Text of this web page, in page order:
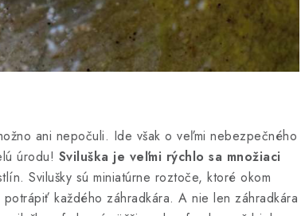
ani nepočuli. Ide však o veľmi nebezpečného
úrodu! Sviluška je veľmi rýchlo sa množiaci
Svilušky sú miniatúrne roztoče, ktoré okom
každého záhradkára. A nie len záhradkára